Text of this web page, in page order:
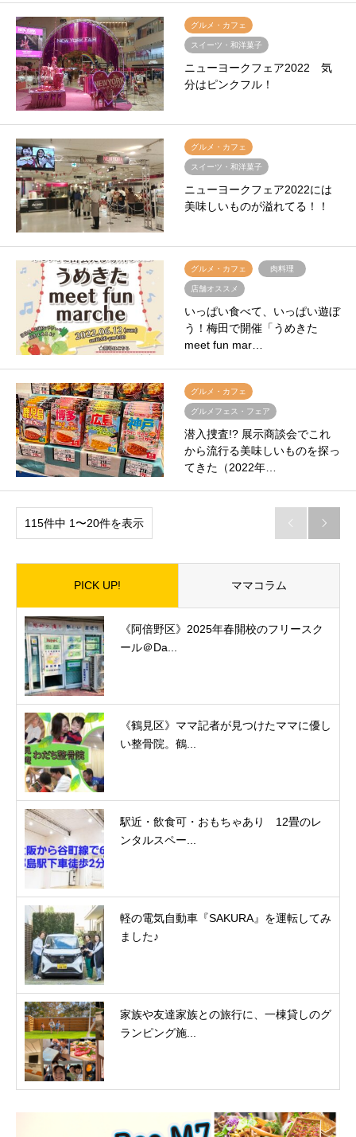
グルメ・カフェ
スイーツ・和洋菓子
ニューヨークフェア2022 気
分はピンクフル！
グルメ・カフェ
スイーツ・和洋菓子
ニューヨークフェア2022には
美味しいものが溢れてる！！
グルメ・カフェ 肉料理
店舗オススメ
いっぱい食べて、いっぱい遊ぼ
う！梅田で開催「うめきた
meet fun mar…
グルメ・カフェ
グルメフェス・フェア
潜入捜査!? 展示商談会でこれ
から流行る美味しいものを探っ
てきた（2022年…
115件中 1〜20件を表示  
PICK UP! ママコラム
《阿倍野区》2025年春開校のフリースク
ール＠Da...
《鶴見区》ママ記者が見つけたママに優し
い整骨院。鶴...
駅近・飲食可・おもちゃあり 12畳のレ
ンタルスペー...
軽の電気自動車『SAKURA』を運転してみ
ました♪
家族や友達家族との旅行に、一棟貸しのグ
ランピング施...